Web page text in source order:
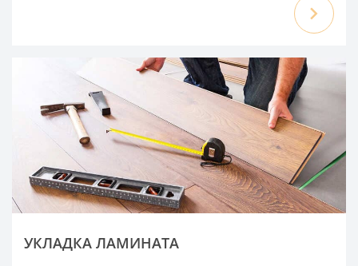
УКЛАДКА ЛАМИНАТА